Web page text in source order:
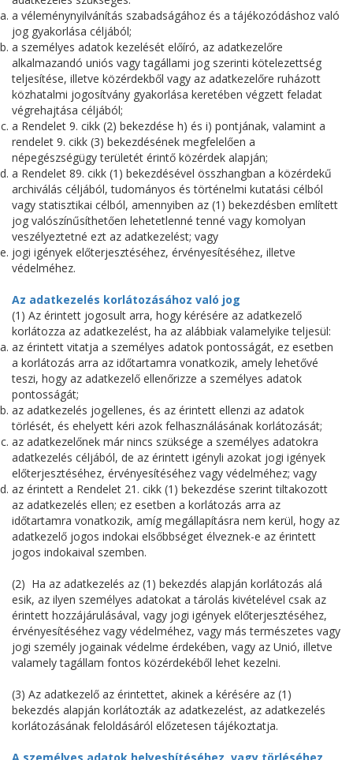
a véleménynyilvánítás szabadságához és a tájékozódáshoz való
jog gyakorlása céljából;
a személyes adatok kezelését előíró, az adatkezelőre
alkalmazandó uniós vagy tagállami jog szerinti kötelezettség
teljesítése, illetve közérdekből vagy az adatkezelőre ruházott
közhatalmi jogosítvány gyakorlása keretében végzett feladat
végrehajtása céljából;
a Rendelet 9. cikk (2) bekezdése h) és i) pontjának, valamint a
rendelet 9. cikk (3) bekezdésének megfelelően a
népegészségügy területét érintő közérdek alapján;
a Rendelet 89. cikk (1) bekezdésével összhangban a közérdekű
archiválás céljából, tudományos és történelmi kutatási célból
vagy statisztikai célból, amennyiben az (1) bekezdésben említett
jog valószínűsíthetően lehetetlenné tenné vagy komolyan
veszélyeztetné ezt az adatkezelést; vagy
jogi igények előterjesztéséhez, érvényesítéséhez, illetve
védelméhez.
Az adatkezelés korlátozásához való jog
(1) Az érintett jogosult arra, hogy kérésére az adatkezelő
korlátozza az adatkezelést, ha az alábbiak valamelyike teljesül:
az érintett vitatja a személyes adatok pontosságát, ez esetben
a korlátozás arra az időtartamra vonatkozik, amely lehetővé
teszi, hogy az adatkezelő ellenőrizze a személyes adatok
pontosságát;
az adatkezelés jogellenes, és az érintett ellenzi az adatok
törlését, és ehelyett kéri azok felhasználásának korlátozását;
az adatkezelőnek már nincs szüksége a személyes adatokra
adatkezelés céljából, de az érintett igényli azokat jogi igények
előterjesztéséhez, érvényesítéséhez vagy védelméhez; vagy
az érintett a Rendelet 21. cikk (1) bekezdése szerint tiltakozott
az adatkezelés ellen; ez esetben a korlátozás arra az
időtartamra vonatkozik, amíg megállapításra nem kerül, hogy az
adatkezelő jogos indokai elsőbbséget élveznek-e az érintett
jogos indokaival szemben.
(2) Ha az adatkezelés az (1) bekezdés alapján korlátozás alá
esik, az ilyen személyes adatokat a tárolás kivételével csak az
érintett hozzájárulásával, vagy jogi igények előterjesztéséhez,
érvényesítéséhez vagy védelméhez, vagy más természetes vagy
jogi személy jogainak védelme érdekében, vagy az Unió, illetve
valamely tagállam fontos közérdekéből lehet kezelni.
(3) Az adatkezelő az érintettet, akinek a kérésére az (1)
bekezdés alapján korlátozták az adatkezelést, az adatkezelés
korlátozásának feloldásáról előzetesen tájékoztatja.